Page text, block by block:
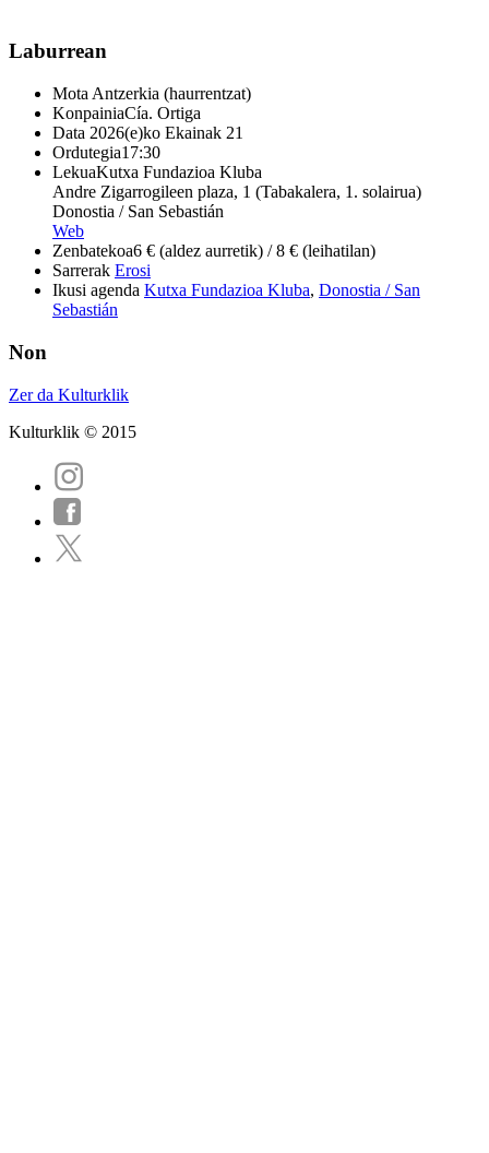
Laburrean
Mota Antzerkia (haurrentzat)
KonpainiaCía. Ortiga
Data 2026(e)ko Ekainak 21
Ordutegia17:30
LekuaKutxa Fundazioa Kluba
Andre Zigarrogileen plaza, 1 (Tabakalera, 1. solairua)
Donostia / San Sebastián
Web
Zenbatekoa6 € (aldez aurretik) / 8 € (leihatilan)
Sarrerak Erosi
Ikusi agenda Kutxa Fundazioa Kluba, Donostia / San
Sebastián
Non
Zer da Kulturklik
Kulturklik © 2015